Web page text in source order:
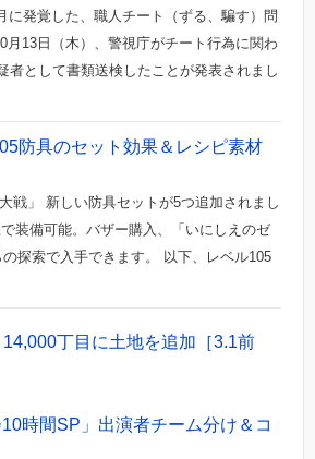
に発覚した、職人チート（ずる、騙す）問
月13日（木）、警視庁がチート行為に関わ
者として書類送検したことが発表されまし
防具のセット効果＆レシピ素材
戦」 新しい防具セットが5つ追加されまし
装備可能。バザー購入、「いにしえのゼ
探索で入手できます。 以下、レベル105
丁目に土地を追加［3.1前
10時間SP」出演者チーム分け＆コ